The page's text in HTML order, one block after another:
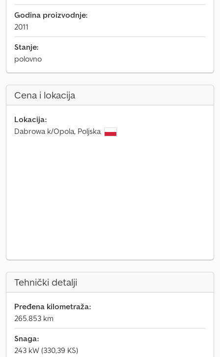
Godina proizvodnje:
2011
Stanje:
polovno
Cena i lokacija
Lokacija:
Dabrowa k/Opola, Poljska
Tehnički detalji
Pređena kilometraža:
265.853 km
Snaga:
243 kW (330,39 KS)